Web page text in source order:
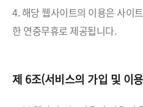
4. 해당 웹사이트의 이용은 사이
한 연중무휴로 제공됩니다.
제 6조(서비스의 가입 및 이